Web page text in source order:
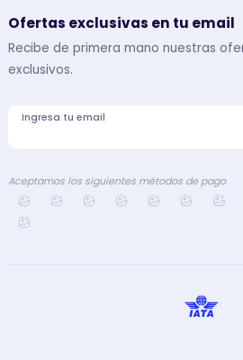
Ofertas exclusivas en tu email
Recibe de primera mano nuestras
exclusivos.
Ingresa tu email
Aceptamos los siguientes métodos de pago